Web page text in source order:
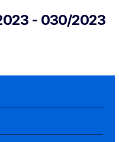
- 030/2023